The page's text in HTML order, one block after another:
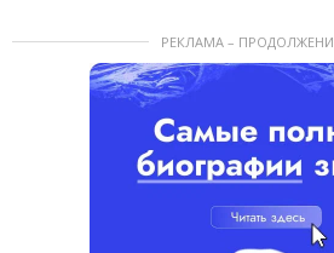
РЕКЛАМА –